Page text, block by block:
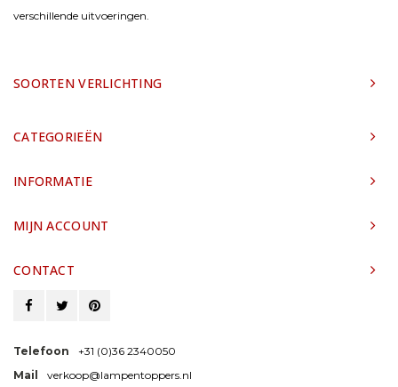
verschillende uitvoeringen.
SOORTEN VERLICHTING
CATEGORIEËN
INFORMATIE
MIJN ACCOUNT
CONTACT
Telefoon
+31 (0)36 2340050
Mail
verkoop@lampentoppers.nl